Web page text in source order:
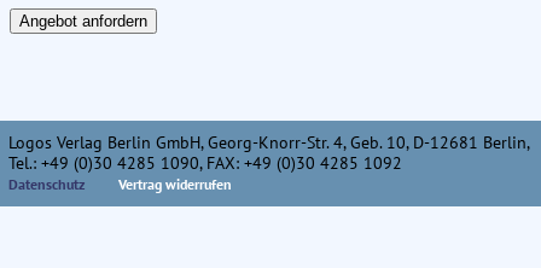
Logos Verlag Berlin GmbH, Georg-Knorr-Str. 4, Geb. 10, D-12681 Berlin,
Tel.: +49 (0)30 4285 1090, FAX: +49 (0)30 4285 1092
Datenschutz Vertrag widerrufen